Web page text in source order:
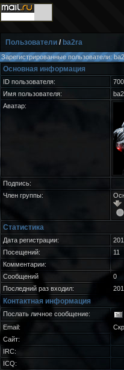
Пользователи / ba2ra
Зарегистрированные пользователи:
Основная информация
ID пользователя:
Имя пользователя:
Аватар:
Подпись:
Член группы:
Статистика
Дата регистрации:
Посещений:
11
Комментарии:
Сообщений
0
Последний раз входил:
Контактная информация
Послать личное сообщение:
Email:
Сайт:
IRC:
ICQ: